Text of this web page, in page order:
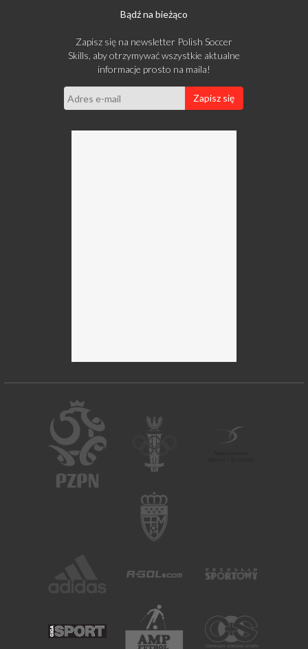
Bądź na bieżąco
Zapisz się na newsletter Polish Soccer
Skills, aby otrzymywać wszystkie aktualne
informacje prosto na maila!
Zapisz się